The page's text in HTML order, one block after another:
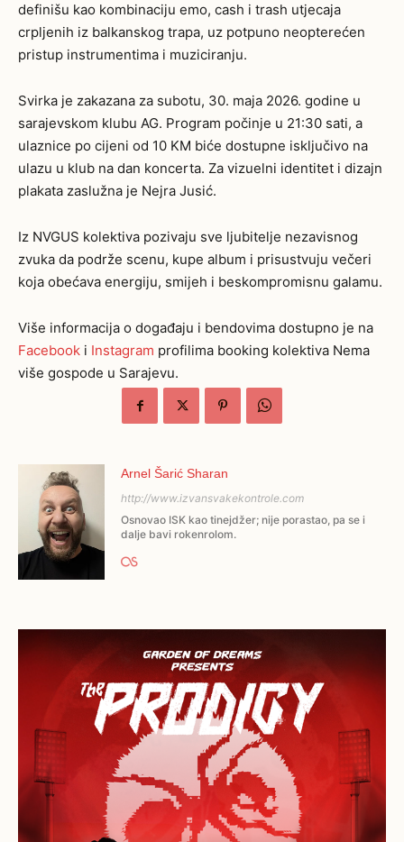
definišu kao kombinaciju emo, cash i trash utjecaja
crpljenih iz balkanskog trapa, uz potpuno neopterećen
pristup instrumentima i muziciranju.
Svirka je zakazana za subotu, 30. maja 2026. godine u
sarajevskom klubu AG. Program počinje u 21:30 sati, a
ulaznice po cijeni od 10 KM biće dostupne isključivo na
ulazu u klub na dan koncerta. Za vizuelni identitet i dizajn
plakata zaslužna je Nejra Jusić.
Iz NVGUS kolektiva pozivaju sve ljubitelje nezavisnog
zvuka da podrže scenu, kupe album i prisustvuju večeri
koja obećava energiju, smijeh i beskompromisnu galamu.
Više informacija o događaju i bendovima dostupno je na
Facebook i Instagram profilima booking kolektiva Nema
više gospode u Sarajevu.
Arnel Šarić Sharan
http://www.izvansvakekontrole.com
Osnovao ISK kao tinejdžer; nije porastao, pa se i
dalje bavi rokenrolom.